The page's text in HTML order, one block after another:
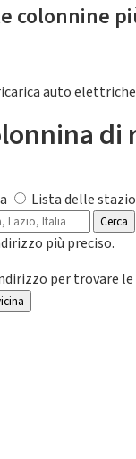
colonnine
auto elettriche
di
Lista delle
Cerca
più preciso.
per trovare